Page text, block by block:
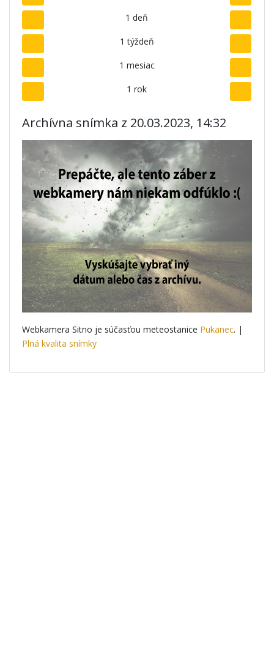
1 deň
1 týždeň
1 mesiac
1 rok
Archívna snímka z 20.03.2023, 14:32
Webkamera Sitno je súčasťou meteostanice Pukanec. |
Plná kvalita snímky